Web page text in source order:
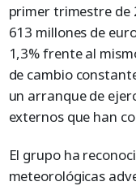
primer trimestre de
613 millones de
1,3% frente al
de cambio
un arranque de
externos que han
El grupo ha
meteorológicas